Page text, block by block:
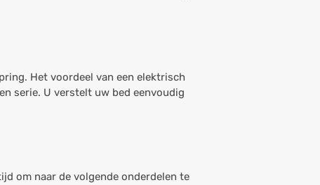
Het voordeel van een elektrisch
serie. U verstelt uw bed eenvoudig
om naar de volgende onderdelen te